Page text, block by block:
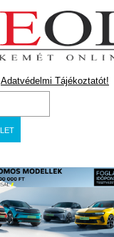
Adatvédelmi Tájékoztatót!